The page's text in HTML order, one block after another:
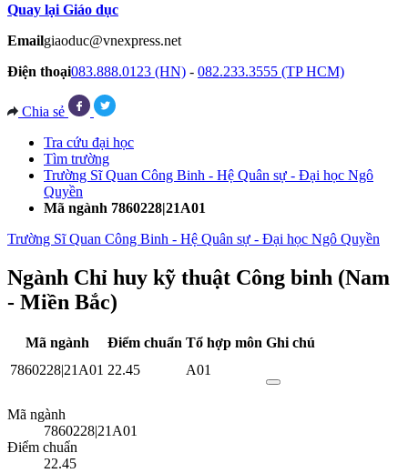
Quay lại Giáo dục
Emailgiaoduc@vnexpress.net
Điện thoại083.888.0123 (HN) - 082.233.3555 (TP HCM)
Chia sẻ
Tra cứu đại học
Tìm trường
Trường Sĩ Quan Công Binh - Hệ Quân sự - Đại học Ngô
Quyền
Mã ngành 7860228|21A01
Trường Sĩ Quan Công Binh - Hệ Quân sự - Đại học Ngô Quyền
Ngành Chỉ huy kỹ thuật Công binh (Nam
- Miền Bắc)
Mã ngành Điểm chuẩn Tổ hợp môn Ghi chú
7860228|21A01 22.45 A01
Mã ngành
7860228|21A01
Điểm chuẩn
22.45